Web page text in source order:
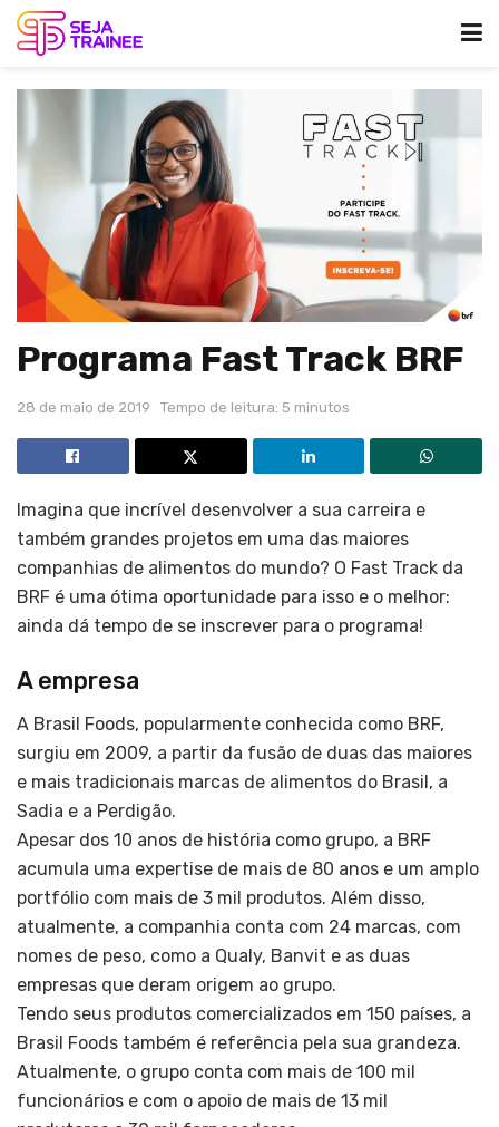
Programa Fast Track BRF
28 de maio de 2019 Tempo de leitura: 5 minutos
Imagina que incrível desenvolver a sua carreira e
também grandes projetos em uma das maiores
companhias de alimentos do mundo? O Fast Track da
BRF é uma ótima oportunidade para isso e o melhor:
ainda dá tempo de se inscrever para o programa!
A empresa
A Brasil Foods, popularmente conhecida como BRF,
surgiu em 2009, a partir da fusão de duas das maiores
e mais tradicionais marcas de alimentos do Brasil, a
Sadia e a Perdigão.
Apesar dos 10 anos de história como grupo, a BRF
acumula uma expertise de mais de 80 anos e um amplo
portfólio com mais de 3 mil produtos. Além disso,
atualmente, a companhia conta com 24 marcas, com
nomes de peso, como a Qualy, Banvit e as duas
empresas que deram origem ao grupo.
Tendo seus produtos comercializados em 150 países, a
Brasil Foods também é referência pela sua grandeza.
Atualmente, o grupo conta com mais de 100 mil
funcionários e com o apoio de mais de 13 mil